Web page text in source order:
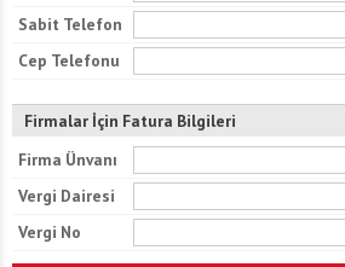
Sabit Telefon
Cep Telefonu
Firmalar İçin Fatura Bilgileri
Firma Ünvanı
Vergi Dairesi
Vergi No